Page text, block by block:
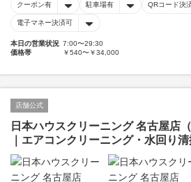
クーポン有 駐車場有 QRコード決
電子マネー決済可
本日の営業状況 7:00〜29:30
価格帯
￥540〜￥34,000
店舗公式
日本ハウスクリーニング 名古屋店
｜エアコンクリーニング・水回り